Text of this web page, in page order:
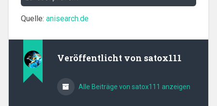
Quelle: anisearch.de
Veröffentlicht von satox111
Alle Beiträge von satox111 anzeigen